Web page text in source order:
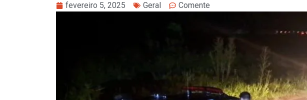
fevereiro 5, 2025 Geral Comente